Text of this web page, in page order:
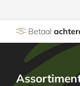
Betaal